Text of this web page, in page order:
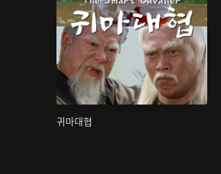
귀마대협